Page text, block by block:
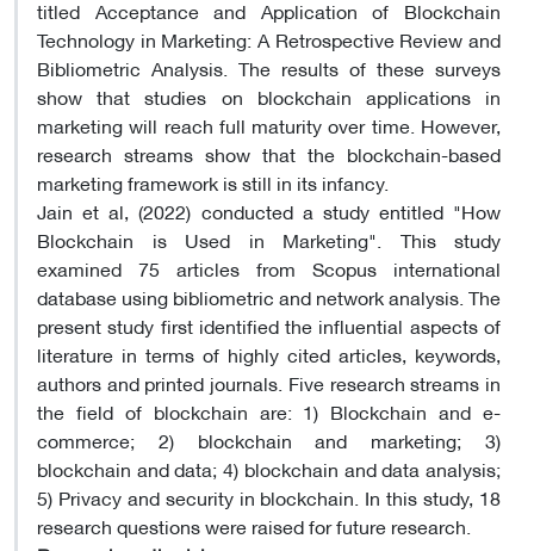
titled Acceptance and Application of Blockchain
Technology in Marketing: A Retrospective Review and
Bibliometric Analysis. The results of these surveys
show that studies on blockchain applications in
marketing will reach full maturity over time. However,
research streams show that the blockchain-based
marketing framework is still in its infancy.
Jain et al, (2022) conducted a study entitled "How
Blockchain is Used in Marketing". This study
examined 75 articles from Scopus international
database using bibliometric and network analysis. The
present study first identified the influential aspects of
literature in terms of highly cited articles, keywords,
authors and printed journals. Five research streams in
the field of blockchain are: 1) Blockchain and e-
commerce; 2) blockchain and marketing; 3)
blockchain and data; 4) blockchain and data analysis;
5) Privacy and security in blockchain. In this study, 18
research questions were raised for future research.